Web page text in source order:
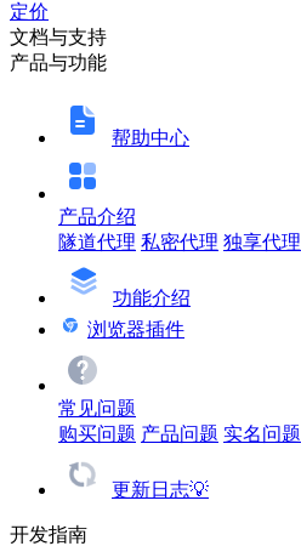
定价
文档与支持
产品与功能
帮助中心
产品介绍
隧道代理 私密代理 独享代理
功能介绍
浏览器插件
常见问题
购买问题 产品问题 实名问题
更新日志💡
开发指南